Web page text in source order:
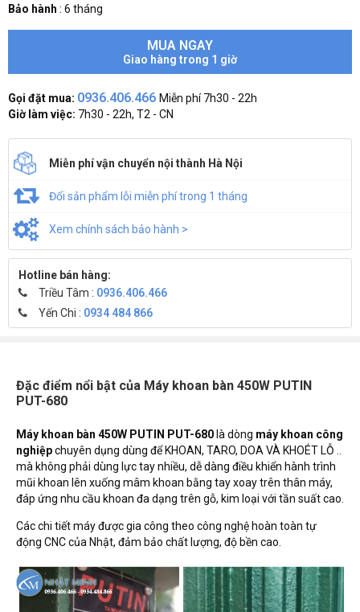
Bảo hành : 6 tháng
MUA NGAY
Giao hàng trong 1 giờ
Gọi đặt mua: 0936.406.466 Miễn phí 7h30 - 22h
Giờ làm việc: 7h30 - 22h, T2 - CN
Miễn phí vận chuyển nội thành Hà Nội
Đổi sản phẩm lỗi miễn phí trong 1 tháng
Xem chính sách bảo hành >
Hotline bán hàng:
Triều Tâm : 0936.406.466
Yến Chi : 0934 484 866
Đặc điểm nổi bật của Máy khoan bàn 450W PUTIN
PUT-680
Máy khoan bàn 450W PUTIN PUT-680 là dòng máy khoan công
nghiệpchuyên dụng dùng để KHOAN, TARO, DOA VÀ KHOÉT LỖ ..
mà không phải dùng lực tay nhiều, dễ dàng điều khiển hành trình
mũi khoan lên xuống mâm khoan bằng tay xoay trên thân máy,
đáp ứng nhu cầu khoan đa dạng trên gỗ, kim loại với tần suất cao.
Các chi tiết máy được gia công theo công nghệ hoàn toàn tự
động CNC của Nhật, đảm bảo chất lượng, độ bền cao.